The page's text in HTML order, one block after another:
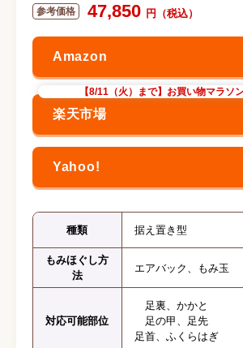
47,850
【8/11（火）まで】お買い物マラソ
種類 据え置き型
もみほぐし方
法
エアバック、もみ玉
対応可能部位
足裏、かかと
足の甲、足先
足首、ふくらはぎ